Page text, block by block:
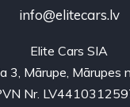
info@elitecars.lv
Elite Cars SIA
3, Mārupe, Mārupes
Nr.